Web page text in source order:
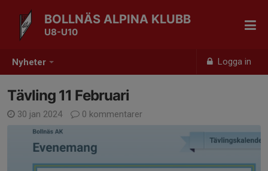
Nyheter Logga in
BOLLNÄS ALPINA KLUBB
U8-U10
Tävling 11 Februari
30 jan 2024 0 kommentarer